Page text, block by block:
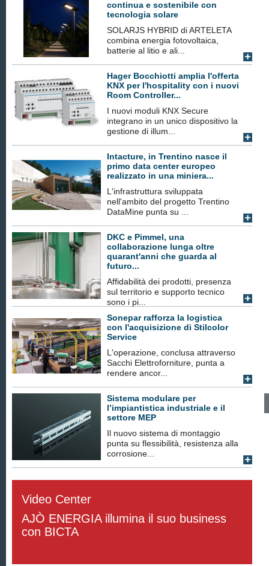
continua e sostenibile con
tecnologia solare
SOLARJS HYBRID di ARTELETA
combina energia fotovoltaica,
batterie al litio e ali...
Hager Bocchiotti amplia l'offerta
KNX per l'hospitality con i nuovi
Room Controller...
I nuovi moduli KNX Secure
integrano in un unico dispositivo la
gestione di illum...
Intacture, in Trentino nasce il
primo data center europeo
realizzato in una miniera...
L'infrastruttura sviluppata
nell'ambito del progetto Trentino
DataMine punta su ...
DKC e Pimmel, una
collaborazione lunga oltre
quarant'anni che guarda al
futuro...
Affidabilità dei prodotti, presenza
sul territorio e supporto tecnico
sono i pi...
Sonepar rafforza la logistica
con l'acquisizione di Stilcolor
Service
L'operazione, conclusa attraverso
Sacchi Elettroforniture, punta a
rendere ancor...
Sistema modulare per
l’impiantistica industriale e il
settore MEP
Il nuovo sistema di montaggio
punta su flessibilità, resistenza alla
corrosione...
Video Center
AJÒ ENERGIA illumina il suo business
con BICTA